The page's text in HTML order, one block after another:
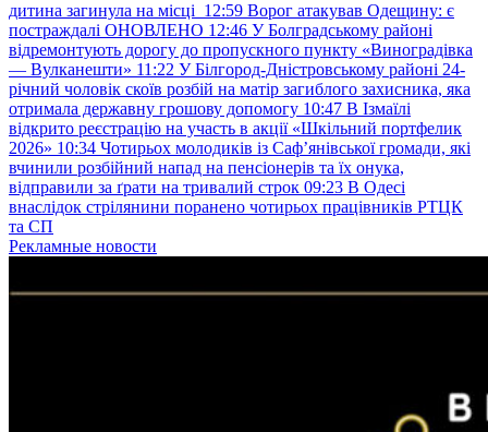
дитина загинула на місці 12:59 Ворог атакував Одещину: є
постраждалі ОНОВЛЕНО 12:46 У Болградському районі
відремонтують дорогу до пропускного пункту «Виноградівка
— Вулканешти» 11:22 У Білгород-Дністровському районі 24-
річний чоловік скоїв розбій на матір загиблого захисника, яка
отримала державну грошову допомогу 10:47 В Ізмаїлі
відкрито реєстрацію на участь в акції «Шкільний портфелик
2026» 10:34 Чотирьох молодиків із Саф’янівської громади, які
вчинили розбійний напад на пенсіонерів та їх онука,
відправили за ґрати на тривалий строк 09:23 В Одесі
внаслідок стрілянини поранено чотирьох працівників РТЦК
та СП
Рекламные новости